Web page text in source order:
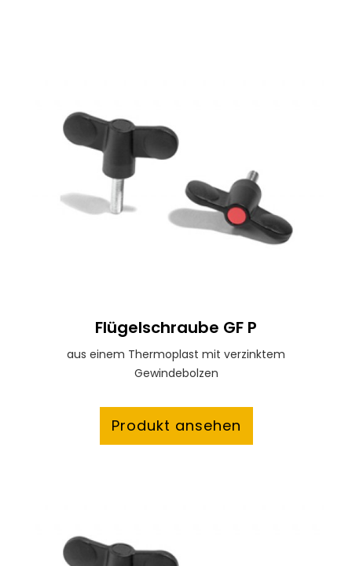
Flügelschraube GF P
aus einem Thermoplast mit verzinktem
Gewindebolzen
Produkt ansehen